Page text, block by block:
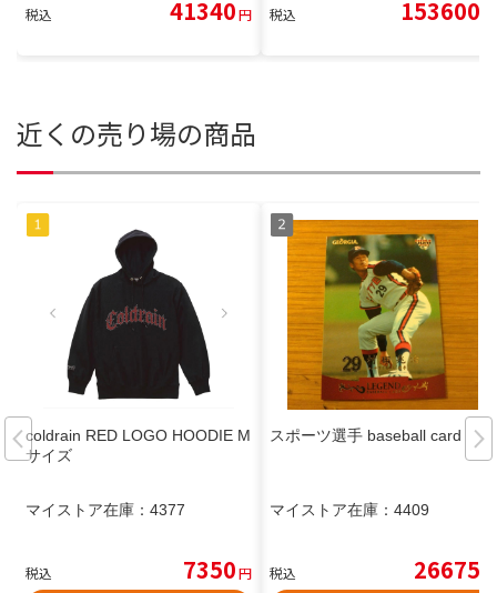
税込 41340円 税込 153600
近くの売り場の商品
coldrain RED LOGO HOODIE M
サイズ
マイストア在庫： 4377
税込 7350円
スポーツ選手 baseball card
マイストア在庫： 4409
税込 26675